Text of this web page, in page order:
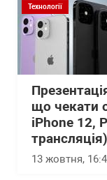
Технології
що чекати
iPhone 12,
трансляція)
13 жовтня,